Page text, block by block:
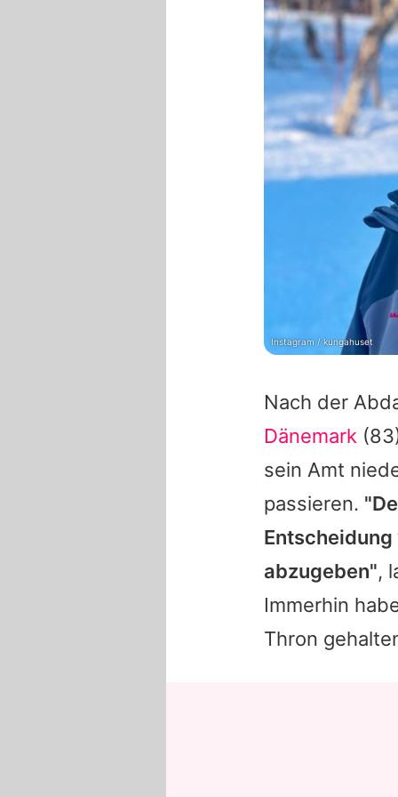
Nach der
Dänemark
sein Amt
passieren.
abzugeben",
Immerhin
Thron
Instagram / kungahuset